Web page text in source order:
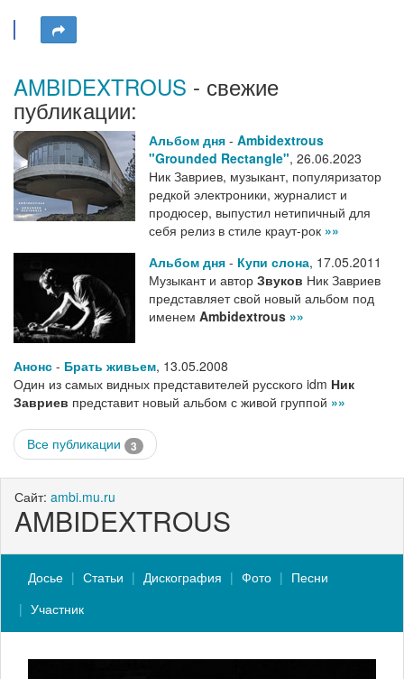
AMBIDEXTROUS - свежие
публикации:
Альбом дня - Ambidextrous
"Grounded Rectangle", 26.06.2023
Ник Завриев, музыкант, популяризатор
редкой электроники, журналист и
продюсер, выпустил нетипичный для
себя релиз в стиле краут-рок »»
Альбом дня - Купи слона, 17.05.2011
Музыкант и автор Звуков Ник Завриев
представляет свой новый альбом под
именем Ambidextrous »»
Анонс - Брать живьем, 13.05.2008
Один из самых видных представителей русского idm Ник
Завриев представит новый альбом с живой группой »»
Все публикации 3
Сайт: ambi.mu.ru
AMBIDEXTROUS
Досье Статьи Дискография Фото
Песни
Участник